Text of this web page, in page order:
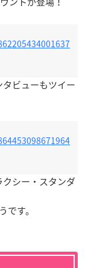
ビューもツイー
シー・スタンダ
す。